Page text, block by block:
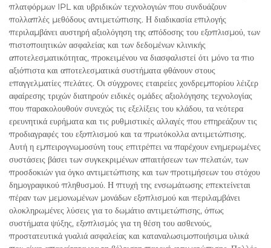
πλατφόρμων IPL και υβριδικών τεχνολογιών που συνδυάζουν
πολλαπλές μεθόδους αντιμετώπισης. Η διαδικασία επιλογής
περιλαμβάνει αυστηρή αξιολόγηση της απόδοσης του εξοπλισμού, των
πιστοποιητικών ασφαλείας και των δεδομένων κλινικής
αποτελεσματικότητας, προκειμένου να διασφαλιστεί ότι μόνο τα πιο
αξιόπιστα και αποτελεσματικά συστήματα φθάνουν στους
επαγγελματίες πελάτες. Οι σύγχρονες εταιρείες χονδρεμπορίου λέιζερ
αφαίρεσης τριχών διατηρούν ειδικές ομάδες αξιολόγησης τεχνολογίας
που παρακολουθούν συνεχώς τις εξελίξεις του κλάδου, τα νεότερα
ερευνητικά ευρήματα και τις ρυθμιστικές αλλαγές που επηρεάζουν τις
προδιαγραφές του εξοπλισμού και τα πρωτόκολλα αντιμετώπισης.
Αυτή η εμπειρογνωμοσύνη τους επιτρέπει να παρέχουν ενημερωμένες
συστάσεις βάσει των συγκεκριμένων απαιτήσεων των πελατών, των
προσδοκιών για όγκο αντιμετώπισης και των προτιμήσεων του στόχου
δημογραφικού πληθυσμού. Η πτυχή της ενσωμάτωσης επεκτείνεται
πέραν των μεμονωμένων μονάδων εξοπλισμού και περιλαμβάνει
ολοκληρωμένες λύσεις για το δωμάτιο αντιμετώπισης, όπως
συστήματα ψύξης, εξοπλισμός για τη θέση του ασθενούς,
προστατευτικά γυαλιά ασφαλείας και καταναλωσιμοποιήσιμα υλικά